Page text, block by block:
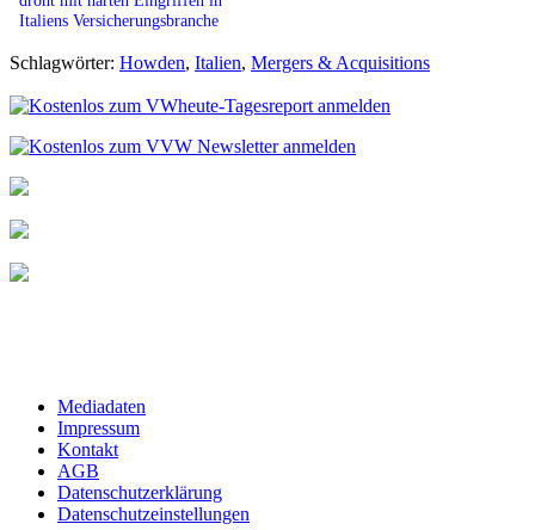
Italiens Versicherungsbranche
Schlagwörter: Howden, Italien, Mergers & Acquisitions
Mediadaten
Impressum
Kontakt
AGB
Datenschutzerklärung
Datenschutzeinstellungen